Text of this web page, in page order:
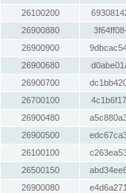
26100200
26900880
26900900
26900680
26900700
26700100
26900480
26900500
26100100
26500150
26900080